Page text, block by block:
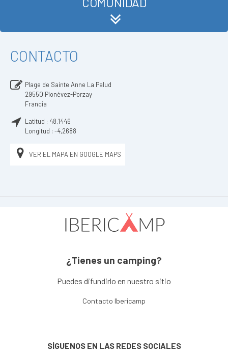
CONTACTO
Plage de Sainte Anne La Palud
29550 Plonévez-Porzay
Francia
Latitud : 48,1446
Longitud : -4,2688
VER EL MAPA EN GOOGLE MAPS
¿Tienes un camping?
Puedes difundirlo en nuestro sitio
Contacto Ibericamp
SÍGUENOS EN LAS REDES SOCIALES